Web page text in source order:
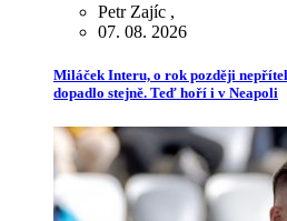
Petr Zajíc ,
07. 08. 2026
Miláček Interu, o rok později
dopadlo stejně. Teď hoří i v Neapoli